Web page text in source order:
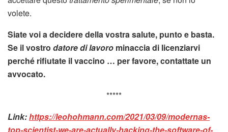
volete.
Siate voi a decidere della vostra salute, punto e basta.
Se il vostro datore di lavoro minaccia di licenziarvi
perché rifiutate il vaccino … per favore, contattate un
avvocato.
*****
Link:https://leohohmann.com/2021/03/09/modernas-